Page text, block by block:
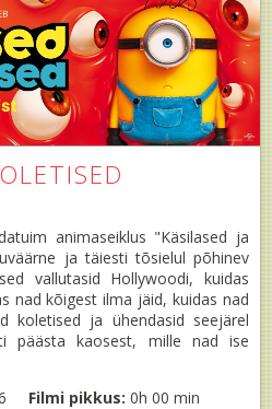
animaseiklus "Käsilased ja
ja täiesti tõsielul põhinev
vallutasid Hollywoodi, kuidas
nad kõigest ilma jäid, kuidas nad
koletised ja ühendasid seejärel
päästa kaosest, mille nad ise
Filmi pikkus: 0h 00 min